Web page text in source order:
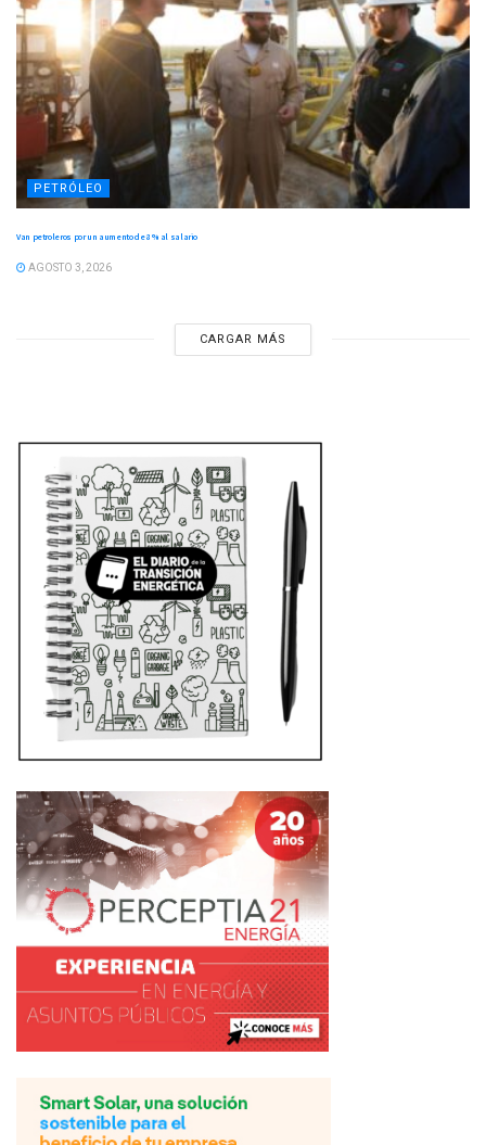
PETRÓLEO
Van petroleros por un aumento de 8 % al salario
AGOSTO 3, 2026
CARGAR MÁS